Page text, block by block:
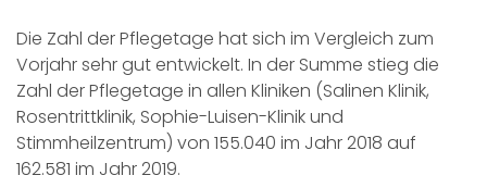
Die Zahl der Pflegetage hat sich im Vergleich zum
Vorjahr sehr gut entwickelt. In der Summe stieg die
Zahl der Pflegetage in allen Kliniken (Salinen Klinik,
Rosentrittklinik, Sophie-Luisen-Klinik und
Stimmheilzentrum) von 155.040 im Jahr 2018 auf
162.581 im Jahr 2019.